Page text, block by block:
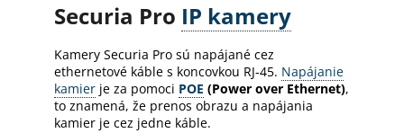
Securia Pro IP kamery
Kamery Securia Pro sú napájané cez
ethernetové káble s koncovkou RJ-45. Napájanie
kamier je za pomoci POE (Power over Ethernet),
to znamená, že prenos obrazu a napájania
kamier je cez jedne káble.